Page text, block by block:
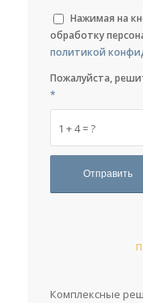
Нажимая на
обработку
политикой
1 + 4 = ?
Пожалуйста,
*
Комплексные